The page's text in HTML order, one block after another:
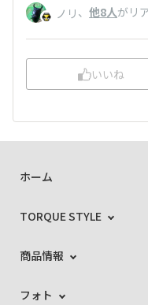
ノリ 、 他8人がリ
いいね
ホーム
TORQUE STYLE
商品情報
フォト